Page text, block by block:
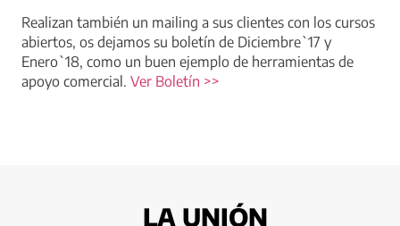
Realizan también un mailing a sus clientes con los cursos
abiertos, os dejamos su boletín de Diciembre`17 y
Enero`18, como un buen ejemplo de herramientas de
apoyo comercial. Ver Boletín >>
LA UNIÓN